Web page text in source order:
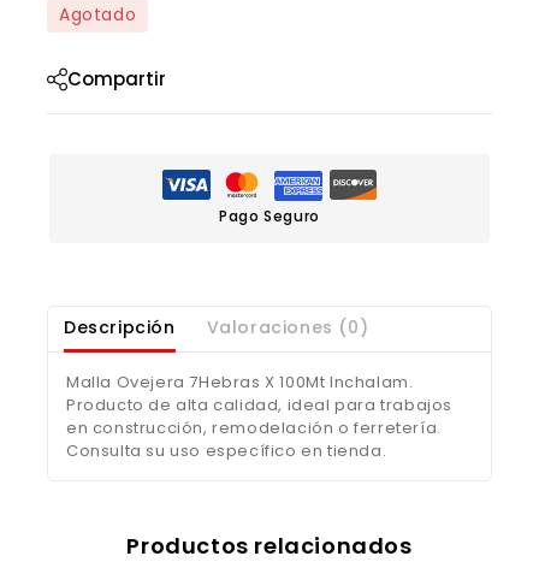
Agotado
Compartir
Pago Seguro
Descripción Valoraciones (0)
Malla Ovejera 7Hebras X 100Mt Inchalam.
Producto de alta calidad, ideal para trabajos
en construcción, remodelación o ferretería.
Consulta su uso específico en tienda.
Productos relacionados